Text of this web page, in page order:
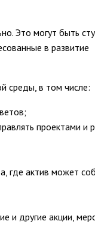
Это могут быть
в развитие
среды, в том числе:
проектами и
где актив может
и другие акции,